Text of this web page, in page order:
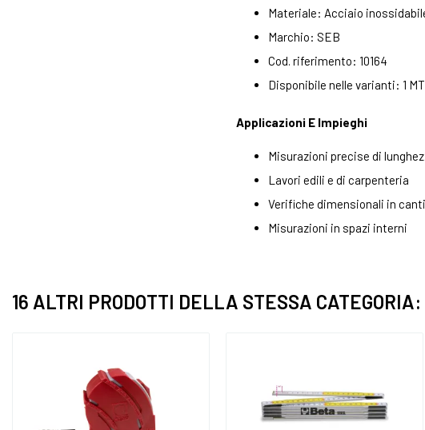
Materiale: Acciaio
Marchio: SEB
Cod. riferimento: 10164
Disponibile nelle varianti: 1 MT.
Applicazioni E Impieghi
Misurazioni precise di
Lavori edili e di carpenteria
Verifiche dimensionali in
Misurazioni in spazi interni
16 ALTRI PRODOTTI DELLA STESSA CATEGORIA: